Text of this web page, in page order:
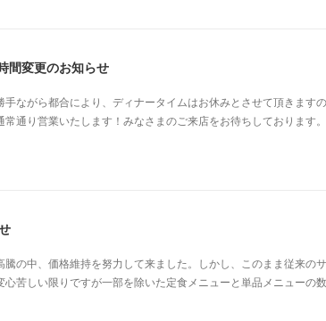
間変更のお知らせ
ながら都合により、ディナータイムはお休みとさせて頂きます
常通り営業いたします！みなさまのご来店をお待ちしております
騰の中、価格維持を努力して来ました。しかし、このまま従来の
心苦しい限りですが一部を除いた定食メニューと単品メニューの